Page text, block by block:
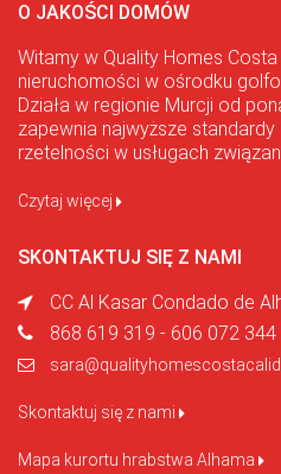
O JAKOŚCI DOMÓW
Witamy w Quality Homes
nieruchomości w ośrodku
Działa w regionie Murcji od
zapewnia najwyższe
rzetelności w usługach
Czytaj więcej
SKONTAKTUJ SIĘ Z NAMI
CC Al Kasar Condado de
868 619 319 - 606 072 344
Skontaktuj się z nami
Mapa kurortu hrabstwa Alhama